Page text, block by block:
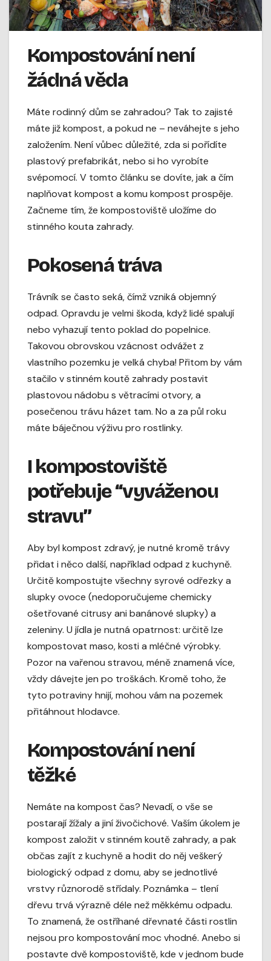
Kompostování není
žádná věda
Máte rodinný dům se zahradou? Tak to zajisté
máte již kompost, a pokud ne – neváhejte s jeho
založením. Není vůbec důležité, zda si pořídíte
plastový prefabrikát, nebo si ho vyrobíte
svépomocí. V tomto článku se dovíte, jak a čím
naplňovat kompost a komu kompost prospěje.
Začneme tím, že kompostoviště uložíme do
stinného kouta zahrady.
Pokosená tráva
Trávník se často seká, čímž vzniká objemný
odpad. Opravdu je velmi škoda, když lidé spalují
nebo vyhazují tento poklad do popelnice.
Takovou obrovskou vzácnost odvážet z
vlastního pozemku je velká chyba! Přitom by vám
stačilo v stinném koutě zahrady postavit
plastovou nádobu s větracími otvory, a
posečenou trávu házet tam. No a za půl roku
máte báječnou výživu pro rostlinky.
I kompostoviště
potřebuje “vyváženou
stravu”
Aby byl kompost zdravý, je nutné kromě trávy
přidat i něco další, například odpad z kuchyně.
Určitě kompostujte všechny syrové odřezky a
slupky ovoce (nedoporučujeme chemicky
ošetřované citrusy ani banánové slupky) a
zeleniny. U jídla je nutná opatrnost: určitě lze
kompostovat maso, kosti a mléčné výrobky.
Pozor na vařenou stravou, méně znamená více,
vždy dávejte jen po troškách. Kromě toho, že
tyto potraviny hnijí, mohou vám na pozemek
přitáhnout hlodavce.
Kompostování není
těžké
Nemáte na kompost čas? Nevadí, o vše se
postarají žížaly a jiní živočichové. Vaším úkolem je
kompost založit v stinném koutě zahrady, a pak
občas zajít z kuchyně a hodit do něj veškerý
biologický odpad z domu, aby se jednotlivé
vrstvy různorodě střídaly. Poznámka – tlení
dřevu trvá výrazně déle než měkkému odpadu.
To znamená, že ostříhané dřevnaté části rostlin
nejsou pro kompostování moc vhodné. Anebo si
postavte dvě kompostoviště, kde v jednom bude